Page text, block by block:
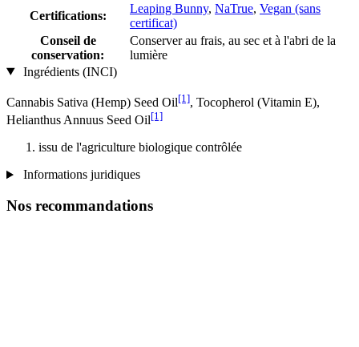
Certifications:
Leaping Bunny, NaTrue, Vegan (sans
certificat)
Conseil de
conservation:
Conserver au frais, au sec et à l'abri de la
lumière
Ingrédients (INCI)
Cannabis Sativa (Hemp) Seed Oil[1], Tocopherol (Vitamin E),
Helianthus Annuus Seed Oil[1]
issu de l'agriculture biologique contrôlée
Informations juridiques
Nos recommandations